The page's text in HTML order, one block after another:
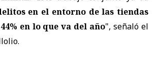
en el entorno de las tiendas
en lo que va del año", señaló el